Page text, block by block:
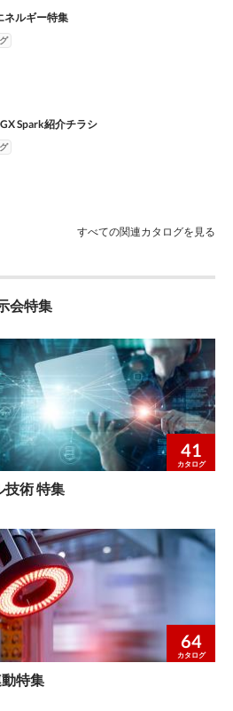
ネルギー特集
Spark紹介チラシ
すべての関連カタログを見る
会特集
41
カタログ
技術 特集
64
カタログ
特集